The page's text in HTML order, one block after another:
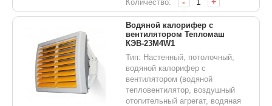
Количество:
Водяной калорифер с
вентилятором Тепломаш
КЭВ-23M4W1
Тип: Настенный, потолочный,
водяной калорифер с
вентилятором (водяной
тепловентилятор, воздушный
отопительный агрегат, водяная